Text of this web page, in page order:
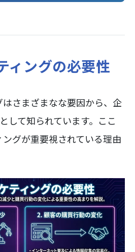
ィングの必要性
さまざまなな要因から、企
して知られています。ここ
グが重要視されている理由